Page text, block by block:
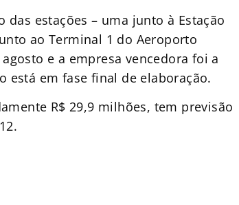
estações – uma junto à Estação
ao Terminal 1 do Aeroporto
e a empresa vencedora foi a
está em fase final de elaboração.
R$ 29,9 milhões, tem previsão